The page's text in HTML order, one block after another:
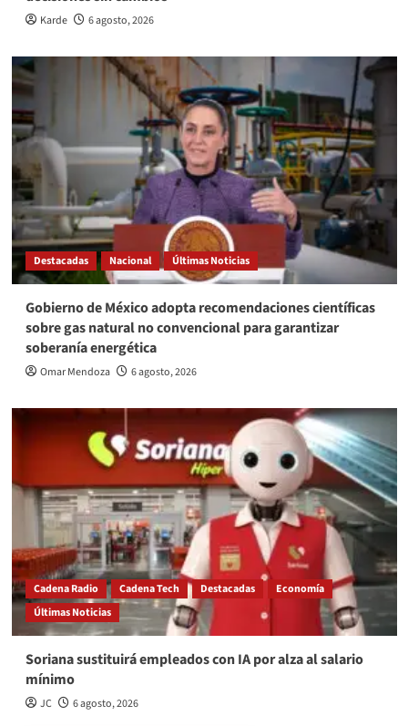
Karde 6 agosto, 2026
Destacadas Nacional Últimas Noticias
Gobierno de México adopta recomendaciones científicas
sobre gas natural no convencional para garantizar
soberanía energética
Omar Mendoza 6 agosto, 2026
Cadena Radio Cadena Tech Destacadas
Economía
Últimas Noticias
Soriana sustituirá empleados con IA por alza al salario
mínimo
JC 6 agosto, 2026